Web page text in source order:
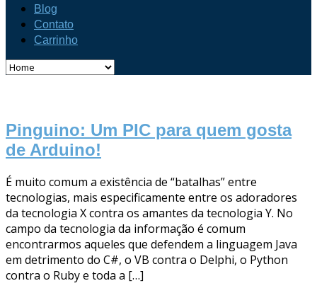
Blog
Contato
Carrinho
Pinguino: Um PIC para quem gosta
de Arduino!
É muito comum a existência de “batalhas” entre
tecnologias, mais especificamente entre os adoradores
da tecnologia X contra os amantes da tecnologia Y. No
campo da tecnologia da informação é comum
encontrarmos aqueles que defendem a linguagem Java
em detrimento do C#, o VB contra o Delphi, o Python
contra o Ruby e toda a […]